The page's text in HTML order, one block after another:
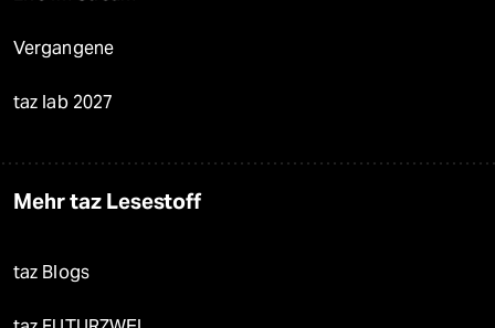
Vergangene
taz lab 2027
Mehr taz Lesestoff
taz Blogs